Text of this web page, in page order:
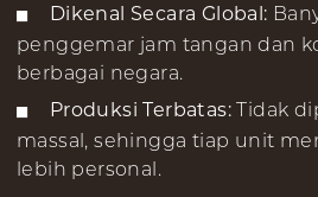
Dikenal Secara Global:
penggemar jam tangan dan
berbagai negara.
Produksi Terbatas:Tidak
massal, sehingga tiap unit
lebih personal.